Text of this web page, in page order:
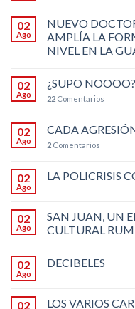
02
Ago
NUEVO
AMPLÍA LA
NIVEL EN LA
02
Ago
¿SUPO
22 Comentarios
02
Ago
CADA
2 Comentarios
02
Ago
LA POLICRISIS
02
Ago
SAN JUAN, UN
CULTURAL
02
Ago
DECIBELES
02 LOS VARIOS